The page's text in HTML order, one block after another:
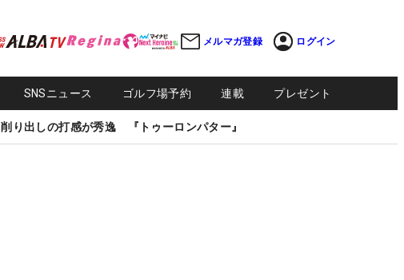
メルマガ登録 ログイン
SNSニュース ゴルフ場予約 連載 プレゼント
削り出しの打感が秀逸 『トゥーロンパター』